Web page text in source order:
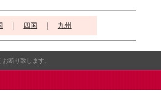
四国 九州
断り致します。